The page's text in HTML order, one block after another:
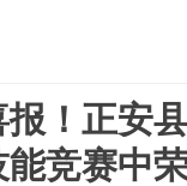
报！正安
能竞赛中